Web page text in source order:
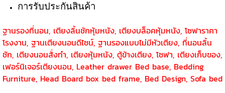
การรับประกันสินค้า
ฐานรองที่นอน, เตียงลิ้นชักหุ้มหนัง, เตียงบล็อคหุ้มหนัง, โซฟาราคา
โรงงาน, ฐานเตียงนอนดีไซน์, ฐานรองแบบไม่มีหัวเตียง, ที่นอนลิ้น
ชัก, เตียงนอนสั่งทำ, เตียงหุ้มหนัง, ตู้ข้างเตียง, โซฟา, เตียงเก็บของ,
เฟอร์นิเจอร์เตียงนอน, Leather drawer Bed base, Bedding
Furniture, Head Board box bed frame, Bed Design, Sofa bed